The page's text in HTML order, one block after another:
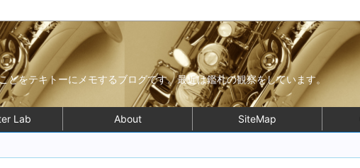
とをテキトーにメモするブログです。最近は鑑札の観察をしています。
Lab About SiteMap